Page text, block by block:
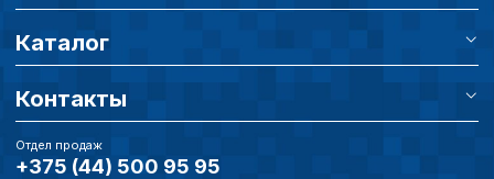
Каталог
Контакты
Отдел продаж
+375 (44) 500 95 95